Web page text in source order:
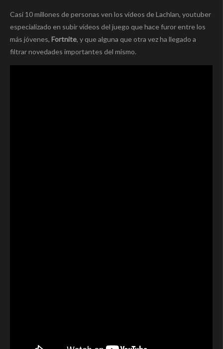
Casi 10 millones de personas ven los vídeos de Lachlan, youtuber
especializado en subir vídeos del juego que hace furor entre los
más jóvenes, Fortnite, y que alguna que otra vez ha llegado a
filtrar novedades importantes del mismo.